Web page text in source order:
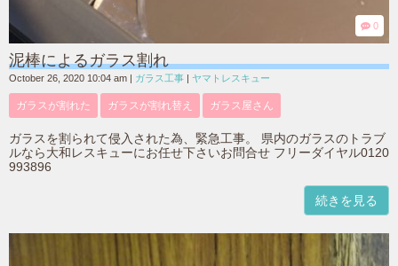
0
泥棒によるガラス割れ
October 26, 2020 10:04 am | ガラス工事 | ヤマトレスキュー
ガラスが割れた ガラスが割れ替え ガラス屋さん
ガラスを割られて侵入された為、緊急工事。 県内のガラスのトラブ
ルなら大和レスキューにお任せ下さいお問合せ フリーダイヤル0120
993896
続きを見る